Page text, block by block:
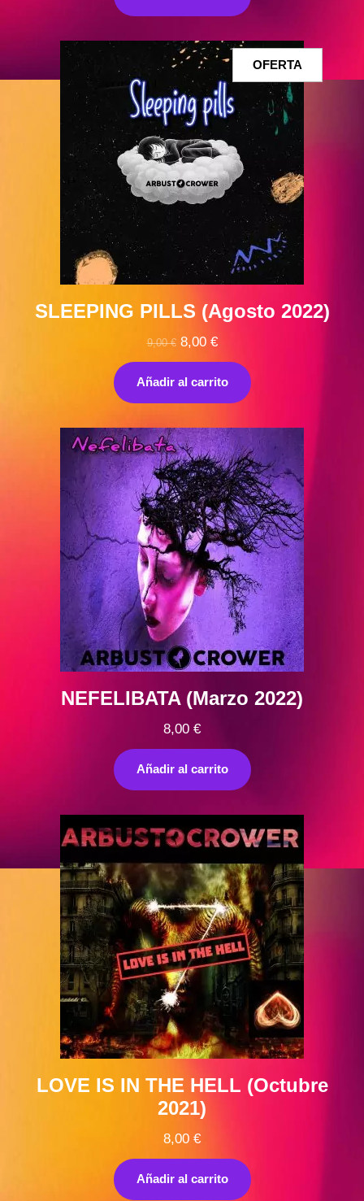
era:
es:
OFERTA
SLEEPING PILLS (Agosto 2022)
9,00€ El
precio
original
era:
8,00 €El
precio
actual
es:
Añadir al carrito
NEFELIBATA (Marzo 2022)
8,00 €
Añadir al carrito
LOVE IS IN THE HELL (Octubre
2021)
8,00 €
Añadir al carrito